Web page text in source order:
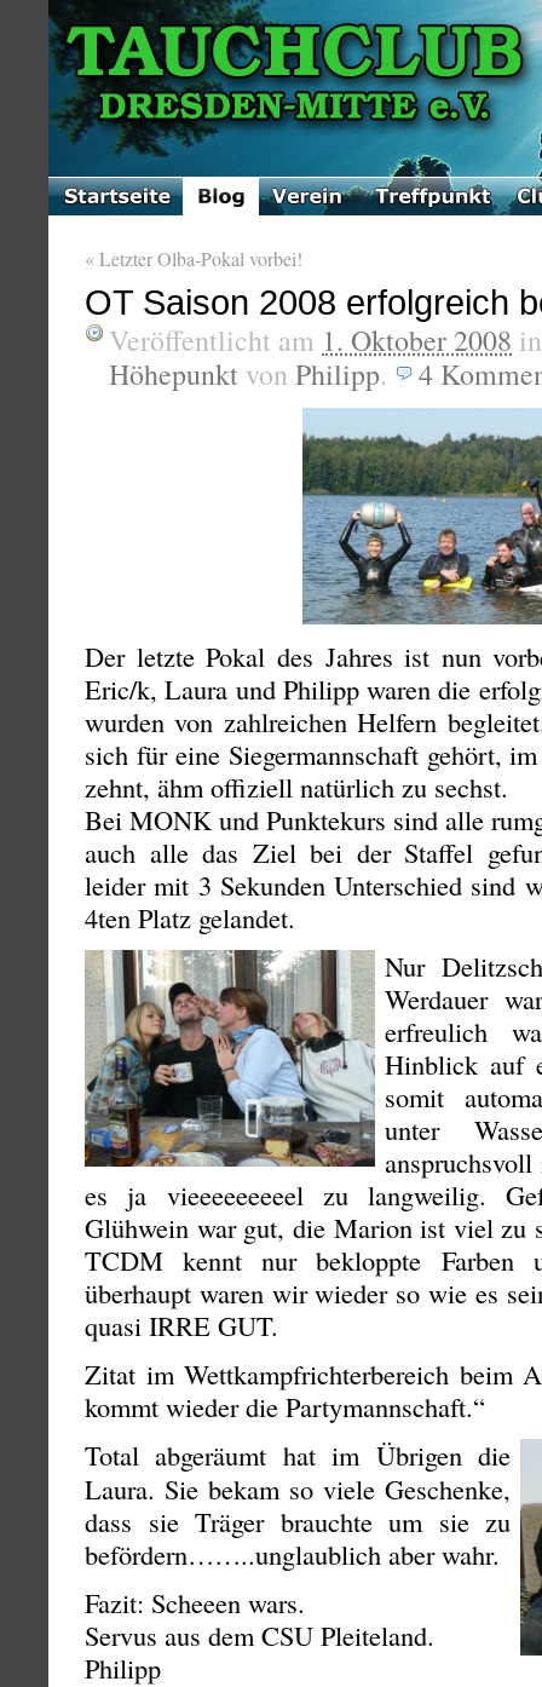
«Letzter Olba-Pokal vorbei!
OT Saison 2008 erfolgreich
Veröffentlicht am 1. Oktober 2008
Höhepunkt von Philipp. 4
Der letzte Pokal des Jahres ist nun
Eric/k, Laura und Philipp waren die
wurden von zahlreichen Helfern
sich für eine Siegermannschaft gehört,
zehnt, ähm offiziell natürlich zu sechst.
Bei MONK und Punktekurs sind alle
auch alle das Ziel bei der Staffel
leider mit 3 Sekunden Unterschied sind
4ten Platz gelandet.
Nur
Werdauer
erfreulich
Hinblick auf
somit
unter
es ja vieeeeeeeeel zu langweilig.
Glühwein war gut, die Marion ist viel zu
TCDM kennt nur bekloppte Farben
überhaupt waren wir wieder so wie es
quasi IRRE GUT.
Zitat im Wettkampfrichterbereich beim
kommt wieder die Partymannschaft.“
Total abgeräumt hat im Übrigen die
Laura. Sie bekam so viele Geschenke,
dass sie Träger brauchte um sie zu
befördern……..unglaublich aber wahr.
Fazit: Scheeen wars.
Servus aus dem CSU Pleiteland.
Philipp